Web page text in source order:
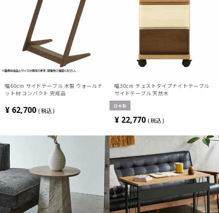
幅60cm サイドテーブル 木製 ウォールナ
ット材 コンパクト 完成品
¥ 62,700 税込
幅30cm チェストタイプナイトテーブル
サイドテーブル 天然木
日本製
¥ 22,770 税込